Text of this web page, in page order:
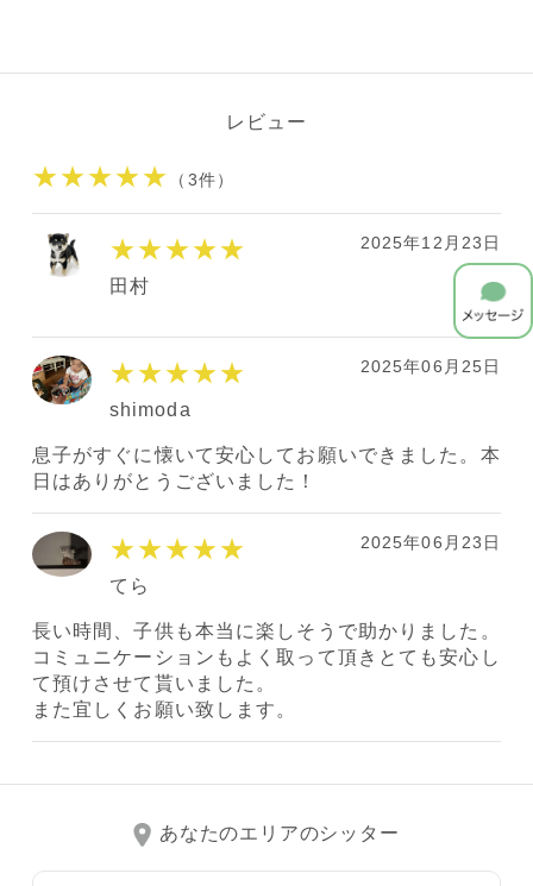
レビュー
★★★★★ （3件）
★★★★★ 2025年12月23日
田村
★★★★★ 2025年06月25日
shimoda
息子がすぐに懐いて安心してお願いできました。本
日はありがとうございました！
★★★★★ 2025年06月23日
てら
長い時間、子供も本当に楽しそうで助かりました。
コミュニケーションもよく取って頂きとても安心し
て預けさせて貰いました。
また宜しくお願い致します。
あなたのエリアのシッター